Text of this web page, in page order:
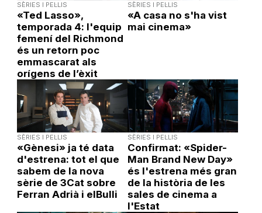
SÈRIES I PEL·LIS
«Ted Lasso»,
temporada 4: l'equip
femení del Richmond
és un retorn poc
emmascarat als
orígens de l’èxit
SÈRIES I PEL·LIS
«A casa no s'ha vist
mai cinema»
SÈRIES I PEL·LIS
«Gènesi» ja té data
d'estrena: tot el que
sabem de la nova
sèrie de 3Cat sobre
Ferran Adrià i elBulli
SÈRIES I PEL·LIS
Confirmat: «Spider-
Man Brand New Day»
és l'estrena més gran
de la història de les
sales de cinema a
l'Estat